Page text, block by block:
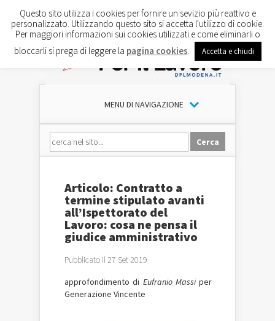
MENU DI NAVIGAZIONE
Articolo: Contratto a
termine stipulato avanti
all’Ispettorato del
Lavoro: cosa ne pensa il
giudice amministrativo
Pubblicato il 27 Set 2019
approfondimento di Eufranio Massiper
Generazione Vincente
Questo sito utilizza i cookies per fornire un sevizio più reattivo e
personalizzato. Utilizzando questo sito si accetta l'utilizzo di cookie.
Per maggiori informazioni sui cookies utilizzati e come eliminarli o
bloccarli si prega di leggere la pagina cookies Accetta e chiudi